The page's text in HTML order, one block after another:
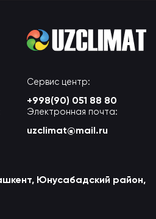
Сервис центр:
+998(90) 051 88 80
Электронная почта:
uzclimat@mail.ru
Юнусабадский район,